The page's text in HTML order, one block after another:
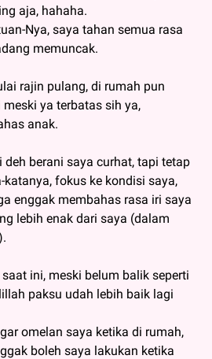
aja, hahaha.
Nya, saya tahan semua rasa
memuncak.
rajin pulang, di rumah pun
ya terbatas sih ya,
anak.
berani saya curhat, tapi tetap
fokus ke kondisi saya,
enggak membahas rasa iri saya
lebih enak dari saya (dalam
ini, meski belum balik seperti
paksu udah lebih baik lagi
omelan saya ketika di rumah,
boleh saya lakukan ketika